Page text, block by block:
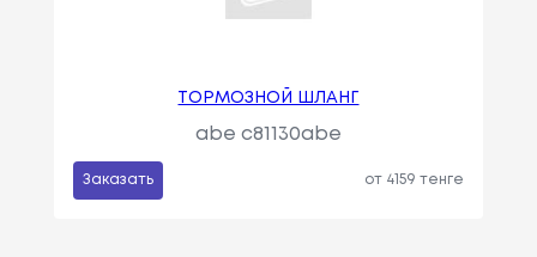
ТОРМОЗНОЙ ШЛАНГ
abe c81130abe
Заказать от 4159 тенге